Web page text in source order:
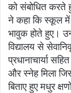
को संबोधित करते
ने कहा कि स्कूल में
भावुक होते हुए।
विद्यालय से
प्रधानाचार्या
और स्नेह मिला
बिताए हुए मधुर